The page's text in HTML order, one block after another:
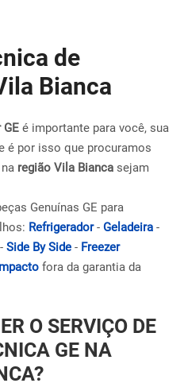
de
Bianca
é importante para você, sua
é por isso que procuramos
região Vila Bianca sejam
Genuínas GE para
Refrigerador- Geladeira -
Side By Side - Freezer
fora da garantia da
O SERVIÇO DE
GE NA